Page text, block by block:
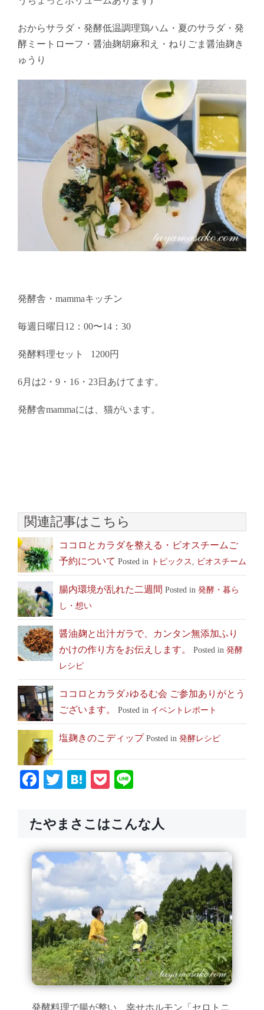
おからサラダ・発酵低温調理鶏ハム・夏のサラダ・発
酵ミートローフ・醤油麹胡麻和え・ねりごま醤油麹き
ゅうり
発酵舎・mammaキッチン
毎週日曜日12：00〜14：30
発酵料理セット 1200円
6月は2・9・16・23日あけてます。
発酵舎mammaには、猫がいます。
関連記事はこちら
ココロとカラダを整える・ビオスチームご
予約について Posted in トピックス , ビオスチーム
腸内環境が乱れた二週間 Posted in 発酵・暮ら
し・想い
醤油麹と出汁ガラで、カンタン無添加ふり
かけの作り方をお伝えします。
Posted in 発酵
レシピ
ココロとカラダ♪ゆるむ会 ご参加ありがとう
ございます。
Posted in イベントレポート
塩麹きのこディップ Posted in 発酵レシピ
Facebook
Twitter
HatenaPocket
たやまさこはこんな人
発酵料理で腸が整い、幸せホルモン「セロトニ